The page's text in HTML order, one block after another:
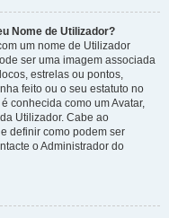
Nome de Utilizador?
um nome de Utilizador
ser uma imagem associada
estrelas ou pontos,
feito ou o seu estatuto no
conhecida como um Avatar,
Utilizador. Cabe ao
definir como podem ser
o Administrador do